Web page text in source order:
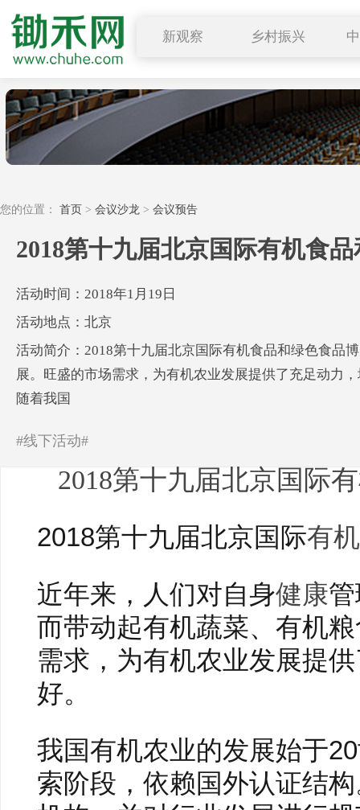
新观察
行业要闻
深度解读
小禾观点
乡村振兴
您的位置： 首页 > 会议沙龙 > 会议预告
2018第十九届北京国际有机食
活动时间：2018年1月19日
活动地点：北京
活动简介：2018第十九届北京国际有机食品和绿色食品
展。旺盛的市场需求，为有机农业发展提供了充足动力
随着我国
#线下活动#
2018第十九届北京国际
2018第十九届北京国际有
近年来，人们对自身健康
而带动起有机蔬菜、有机
需求，为有机农业发展提
好。
我国有机农业的发展始于
索阶段，依赖国外认证结